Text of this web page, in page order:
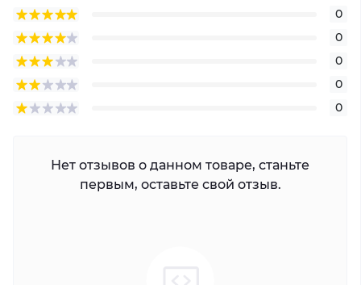
0
0
0
0
0
Нет отзывов о данном товаре, станьте
первым, оставьте свой отзыв.